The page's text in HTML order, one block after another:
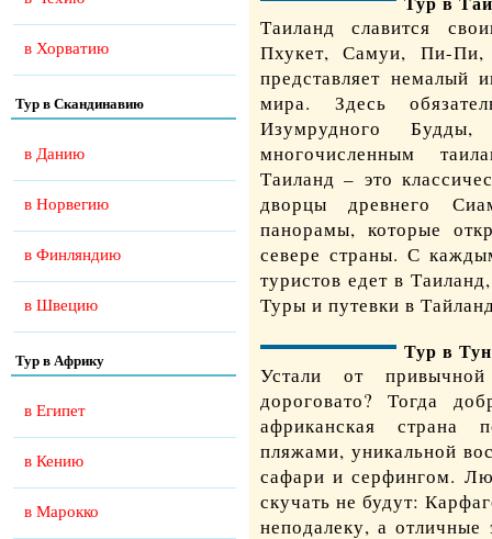
в Хорватию
Тур в Скандинавию
в Данию
в Норвегию
в Финляндию
в Швецию
Тур в Африку
в Египет
в Кению
в Марокко
Таиланд славится
Пхукет, Самуи, Пи-Пи,
представляет немалый
мира. Здесь
Изумрудного
многочисленным
Таиланд – это
дворцы древнего
панорамы, которые
севере страны. С
туристов едет в
Туры и путевки в
Тур в
Устали от
дороговато? Тогда
африканская страна
пляжами, уникальной
сафари и серфингом.
скучать не будут:
неподалеку, а